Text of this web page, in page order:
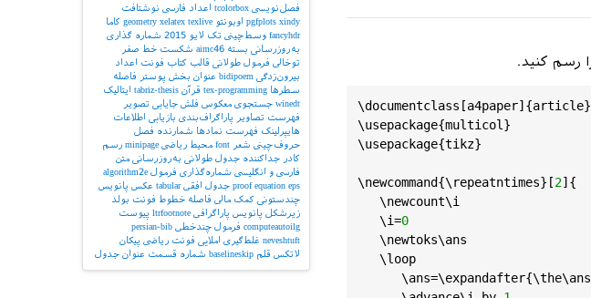
\documentclass [a4paper]{article}
\usepackage{multicol }
\usepackage{tikz}
\newcommand{\ repeatntimes}[2]{
   \
newcount\i
   \
i=0
   \
newtoks\ans
   \
loop
      \
ans=\expandafter{\the\ans
فصل‌نویسی tcolorbox اعداد فارسی نوشتافت
pgfplots xindy اوبونتو geometry xelatex texlive
کاما
fancyhdr وسط‌چینی تک لایو 2015
شماره گذاری
به‌روزرسانی بسته aimc46 شکست خط صفر
توخالی فرمول طولانی قالب کتاب فونت اعداد
بیرون‌زدگی bidipoem عنوان بخش پوستر
فاصله
سطرها
tex-programming قرآن tabriz-thesis
ایتالیک
winedt جستجوی معکوس فلش جایابی تصویر
فهرست تصاویر
پاراگراف‌بندی بازیابی اطلاعات
هایپرلینک فهرست نمادها
شمارنده فصل
حروف‌چینی شعر font محیط ریاضی minipage رسم
کادر
جداکننده جدول طولانی به‌روزرسانی متن
فارسی و انگلیسی شماره‌گذاری فرمول algorithm2e
proof equation eps جدول افقی tabular عکس پانویس
چندستونی کمک مالی فاصله خطوط فونت بولد
زیرشکل پانویس پاراگرافی ltrfootnote پیوست
computeautoilg فرمول چندخطی persian-bib
neveshtuft غلط‌گیری املایی فونت ریاضی پیکان
لاتکس قلم baselineskip شماره قسمت عنوان جدول